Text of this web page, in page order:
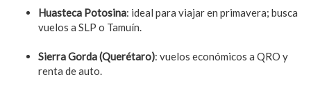
Huasteca Potosina: ideal para viajar en primavera; busca
vuelos a SLP o Tamuín.
Sierra Gorda (Querétaro): vuelos económicos a QRO y
renta de auto.